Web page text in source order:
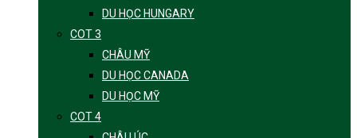
DU HỌC HUNGARY
COT 3
CHÂU MỸ
DU HỌC CANADA
DU HỌC MỸ
COT 4